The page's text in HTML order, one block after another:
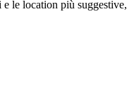
le location più suggestive,